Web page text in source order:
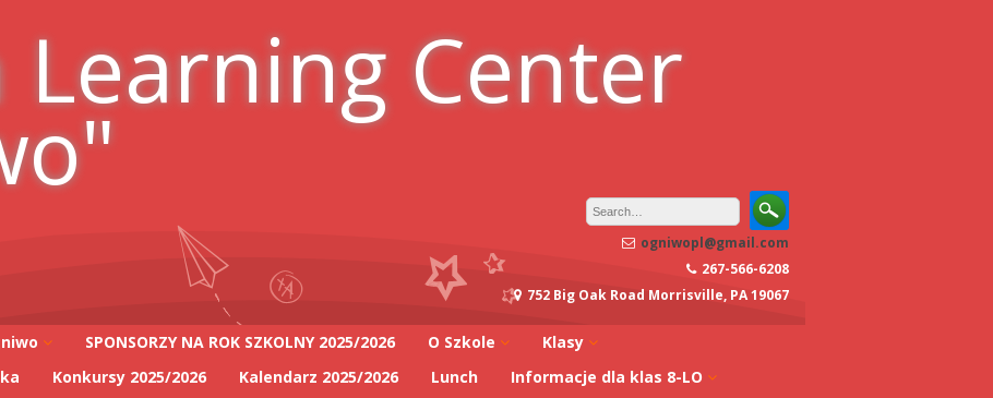
Learning Center
ogniwopl@gmail.com
267-566-6208
752 Big Oak Road Morrisville, PA 19067
SPONSORZY NA ROK SZKOLNY 2025/2026
O Szkole
Adres szkoły
Klasy
Klasa 0A
Konkursy 2025/2026 Kalendarz 2025/2026 Lunch
Informacje dla klas 8-LO